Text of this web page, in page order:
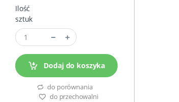
Ilość
sztuk
Dodaj do koszyka
do porównania
do przechowalni